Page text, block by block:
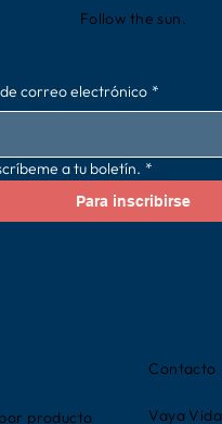
Contacto
Vaya Vida
producto
Follow the sun.
correo electrónico *
a tu boletín. *
Para inscribirse